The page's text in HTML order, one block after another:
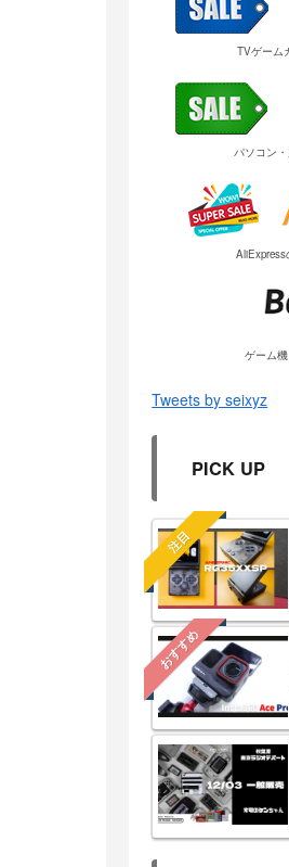
TVゲーム
パソコン
AliExpress
ゲーム
Tweets by seixyz
PICK UP
注目
おすすめ